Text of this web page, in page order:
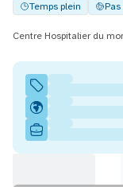
Temps plein
Centre Hospitalier du